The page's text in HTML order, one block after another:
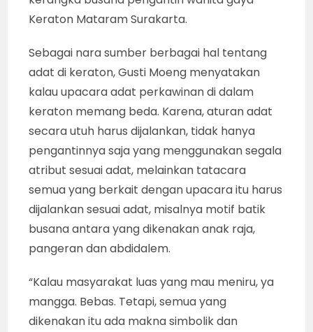
Keraton Mataram Surakarta.
Sebagai nara sumber berbagai hal tentang
adat di keraton, Gusti Moeng menyatakan
kalau upacara adat perkawinan di dalam
keraton memang beda. Karena, aturan adat
secara utuh harus dijalankan, tidak hanya
pengantinnya saja yang menggunakan segala
atribut sesuai adat, melainkan tatacara
semua yang berkait dengan upacara itu harus
dijalankan sesuai adat, misalnya motif batik
busana antara yang dikenakan anak raja,
pangeran dan abdidalem.
“Kalau masyarakat luas yang mau meniru, ya
mangga. Bebas. Tetapi, semua yang
dikenakan itu ada makna simbolik dan